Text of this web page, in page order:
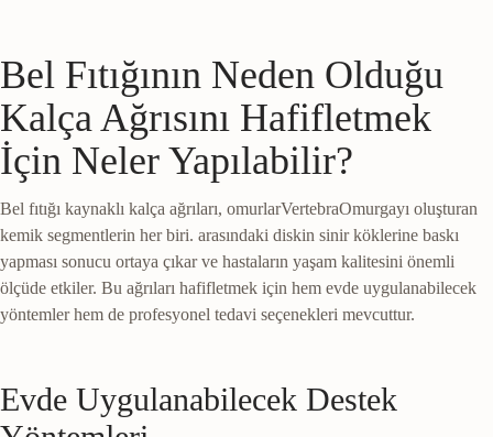
Bel Fıtığının Neden Olduğu
Kalça Ağrısını Hafifletmek
İçin Neler Yapılabilir?
Bel fıtığı kaynaklı kalça ağrıları, omurlarVertebraOmurgayı oluşturan
kemik segmentlerin her biri. arasındaki diskin sinir köklerine baskı
yapması sonucu ortaya çıkar ve hastaların yaşam kalitesini önemli
ölçüde etkiler. Bu ağrıları hafifletmek için hem evde uygulanabilecek
yöntemler hem de profesyonel tedavi seçenekleri mevcuttur.
Evde Uygulanabilecek Destek